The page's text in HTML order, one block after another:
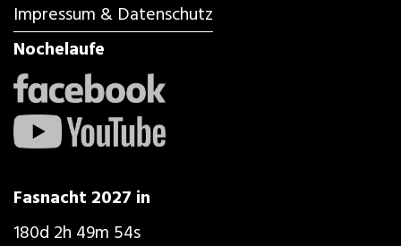
Impressum & Datenschutz
Nochelaufe
Fasnacht 2027 in
180d 2h 49m 52s